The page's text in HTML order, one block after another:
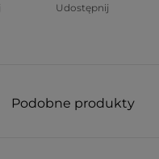
Udostępnij
Podobne produkty